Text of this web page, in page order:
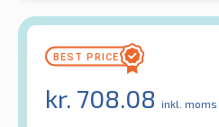
kr. 708.08 inkl. moms